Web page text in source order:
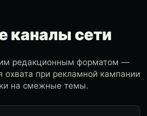
каналы сети
редакционным форматом —
охвата при рекламной кампании
на смежные темы.